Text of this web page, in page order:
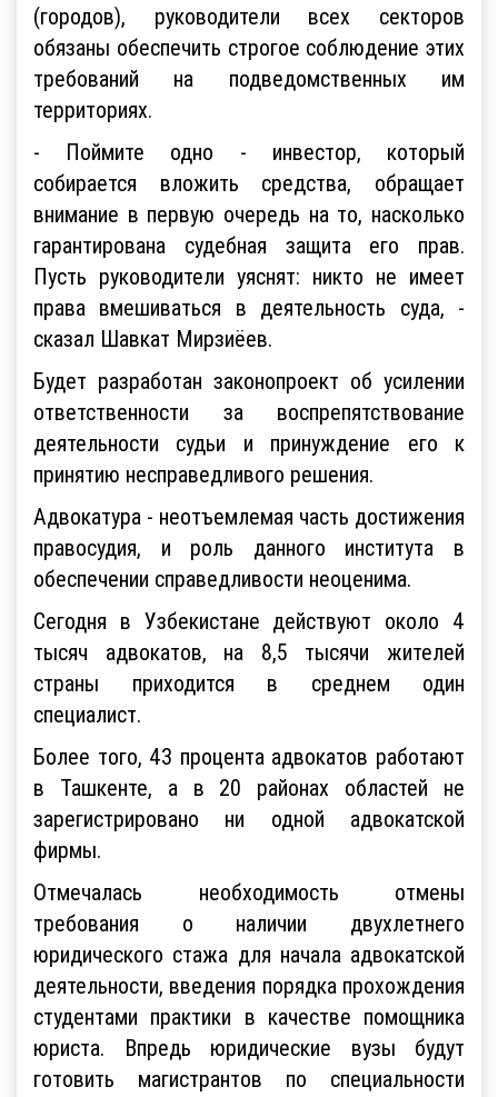
(городов), руководители всех секторов
обязаны обеспечить строгое соблюдение этих
требований на подведомственных им
территориях.
- Поймите одно - инвестор, который
собирается вложить средства, обращает
внимание в первую очередь на то, насколько
гарантирована судебная защита его прав.
Пусть руководители уяснят: никто не имеет
права вмешиваться в деятельность суда, -
сказал Шавкат Мирзиёев.
Будет разработан законопроект об усилении
ответственности за воспрепятствование
деятельности судьи и принуждение его к
принятию несправедливого решения.
Адвокатура - неотъемлемая часть достижения
правосудия, и роль данного института в
обеспечении справедливости неоценима.
Сегодня в Узбекистане действуют около 4
тысяч адвокатов, на 8,5 тысячи жителей
страны приходится в среднем один
специалист.
Более того, 43 процента адвокатов работают
в Ташкенте, а в 20 районах областей не
зарегистрировано ни одной адвокатской
фирмы.
Отмечалась необходимость отмены
требования о наличии двухлетнего
юридического стажа для начала адвокатской
деятельности, введения порядка прохождения
студентами практики в качестве помощника
юриста. Впредь юридические вузы будут
готовить магистрантов по специальности